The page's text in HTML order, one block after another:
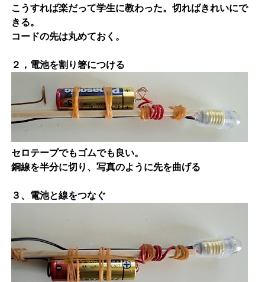
こうすれば楽だって学生に教わった。切ればきれいにで
きる。
コードの先は丸めておく。
２，電池を割り箸につける
セロテープでもゴムでも良い。
銅線を半分に切り、写真のように先を曲げる
３、電池と線をつなぐ